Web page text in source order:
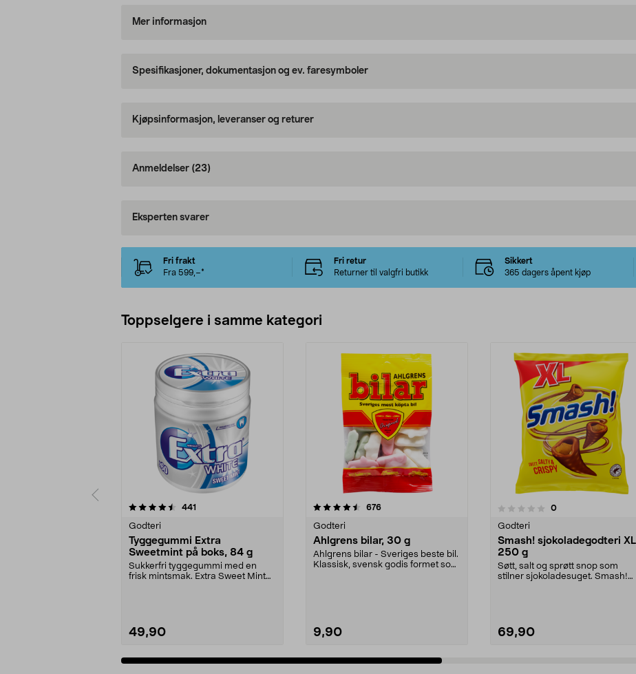
Mer informasjon
Spesifikasjoner, dokumentasjon og ev. faresymboler
Kjøpsinformasjon, leveranser og returer
Anmeldelser (23)
Eksperten svarer
Fri frakt
Fra 599,–*
Fri retur
Returner til valgfri butikk
Sikkert
365 dagers åpent kjøp
Toppselgere i samme kategori
441
Godteri
Tyggegummi Extra
Sweetmint på boks, 84 g
Sukkerfri tyggegummi med en
frisk mintsmak. Extra Sweet Mint
49,90
4.5 av 5 stjerner 676anmeldelser
Godteri
Ahlgrens bilar, 30 g
Ahlgrens bilar - Sveriges beste bil.
Klassisk, svensk godis formet som
9,90
0.0 av 5 stjerner 0anmeldelser
Godteri
Smash! sjokoladegodteri
250 g
Søtt, salt og sprøtt snop som
stilner sjokoladesuget. Smash!
69,90
4.5 av 5 stjerner